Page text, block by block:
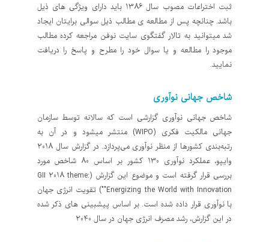
ثبت اختراعات مصوب سال 1386 باید دارای ویژگی های ذیل
باشد. چنانچه پس از مطالعه ی مطالب ذیل سوالی برایتان ایجاد
شد میتوانید به تالار گفتگوی سایت نوفن مراجعه کرده مطالب
موجود را مطالعه و یا سوال خود را مطرح و پاسخ را دریافت
نمایید.
شاخص جهانی نوآوری
شاخص جهانی نوآوری گزارشی است که سالانه توسط سازمان
جهانی مالکیت فکری (WIPO) منتشر می­شود و در آن به
رتبه‌بندی کشورها از منظر نوآوری می­‌پردازد. در گزارش سال 2018
وایپو، عملکرد نوآوری 130 کشور بر اساس 80 شاخص مورد
بررسی قرار گرفته است و موضوع این گزارش (GII 2018 theme:
"Energizing the World with Innovation") تقویت انرژی جهان
با نوآوری قرار داده شده است. بر اساس پیشبینی های ذکر شده
در این گزارش، رشد مصرف انرژی جهان در سال 2040